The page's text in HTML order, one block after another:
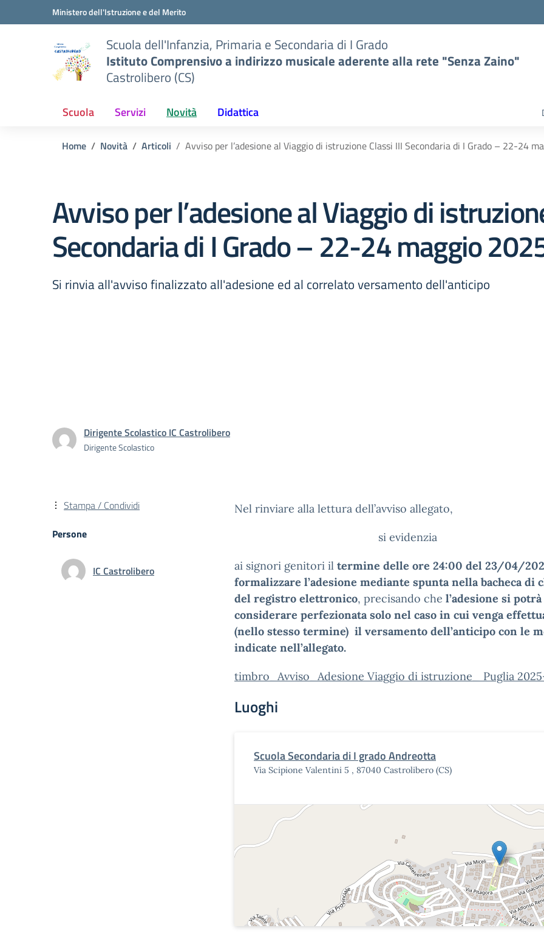
Vai ai contenuti
Vai al menu di navigazioneMinistero dell'Istruzione e del Merito
Scuola dell'Infanzia, Primaria e Secondaria di I Grado
Istituto Comprensivo a indirizzo musicale aderente alla rete "Senza Zaino"
Castrolibero (CS)
Scuola Servizi Novità Didattica
Home Novità Articoli Avviso per l’adesione al Viaggio di istruzione Classi III Secondaria di I Grado – 22-24
Avviso per l’adesione al Viaggio di
Secondaria di I Grado – 22-24 maggio
Si rinvia all'avviso finalizzato all'adesione ed al correlato versamento dell'anticipo
Dirigente Scolastico IC Castrolibero
Dirigente Scolastico
Nel rinviare alla lettura dell’avviso allegato,
si evidenzia
ai signori genitori il termine delle ore 24:00 del 23/04/
formalizzare l’adesione mediante spunta nella bacheca di
del registro elettronico, precisando che l’adesione si potrà
considerare perfezionata solo nel caso in cui venga
(nello stesso termine) il versamento dell’anticipo con le
indicate nell’allegato.
timbro_Avviso_Adesione Viaggio di istruzione_ Puglia
Luoghi
Scuola Secondaria di I grado Andreotta
Via Scipione Valentini 5 , 87040 Castrolibero (CS)
Stampa / Condividi
Persone
IC Castrolibero